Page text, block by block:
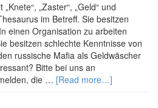
„Zaster“, „Geld“ und
im Betreff. Sie besitzen
einen Organisation zu arbeiten
besitzen schlechte Kenntnisse von
russische Mafia als Geldwäscher
Bitte bei uns an
die … [Read more…]